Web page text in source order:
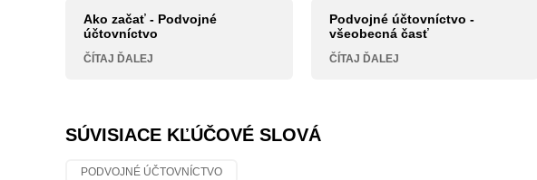
Ako začať - Podvojné
účtovníctvo
ČÍTAJ ĎALEJ
Podvojné účtovníctvo -
všeobecná časť
ČÍTAJ ĎALEJ
SÚVISIACE KĽÚČOVÉ SLOVÁ
PODVOJNÉ ÚČTOVNÍCTVO